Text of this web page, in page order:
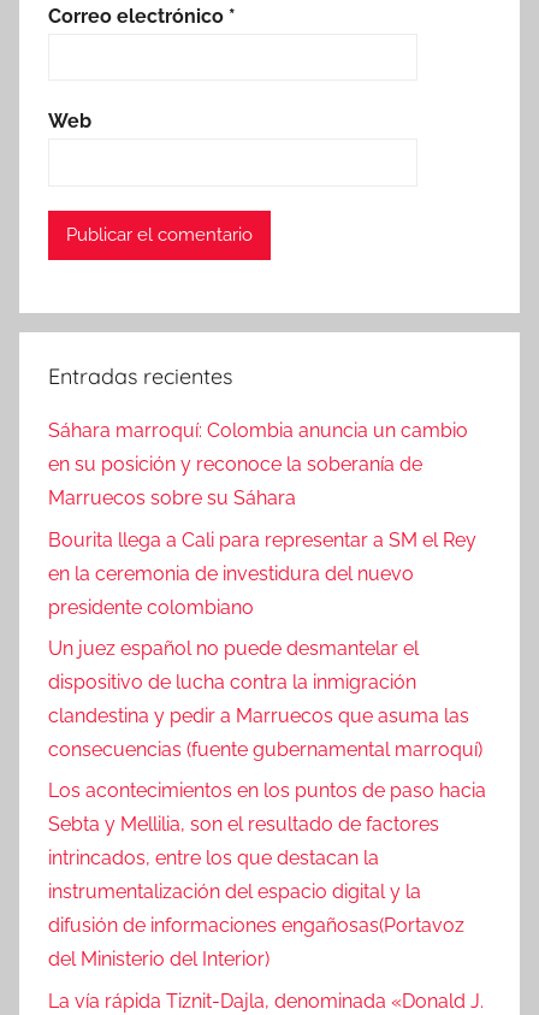
Correo electrónico *
Web
Entradas recientes
Sáhara marroquí: Colombia anuncia un cambio
en su posición y reconoce la soberanía de
Marruecos sobre su Sáhara
Bourita llega a Cali para representar a SM el Rey
en la ceremonia de investidura del nuevo
presidente colombiano
Un juez español no puede desmantelar el
dispositivo de lucha contra la inmigración
clandestina y pedir a Marruecos que asuma las
consecuencias (fuente gubernamental marroquí)
Los acontecimientos en los puntos de paso hacia
Sebta y Mellilia, son el resultado de factores
intrincados, entre los que destacan la
instrumentalización del espacio digital y la
difusión de informaciones engañosas(Portavoz
del Ministerio del Interior)
La vía rápida Tiznit-Dajla, denominada «Donald J.